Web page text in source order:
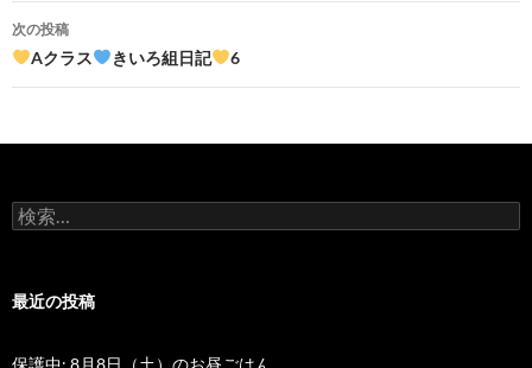
稿
ナ
ゲ
シ
ン
次の投稿
Aクラス きいろ組日記 6
検
索
最近の投稿
保護中: 8月8日（土）のお昼ごはん